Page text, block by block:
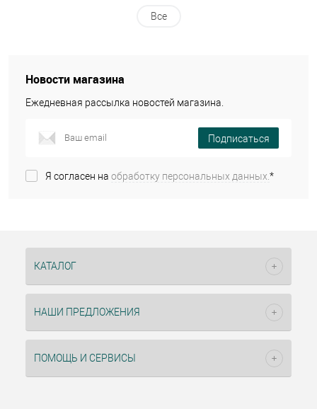
Все
Новости магазина
Ежедневная рассылка новостей магазина.
Подписаться
Я согласен на обработку персональных данных.*
КАТАЛОГ
НАШИ ПРЕДЛОЖЕНИЯ
ПОМОЩЬ И СЕРВИСЫ